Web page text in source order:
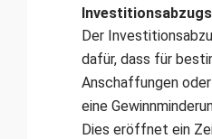
Der
dafür, dass für
Anschaffungen
eine
Dies eröffnet ein